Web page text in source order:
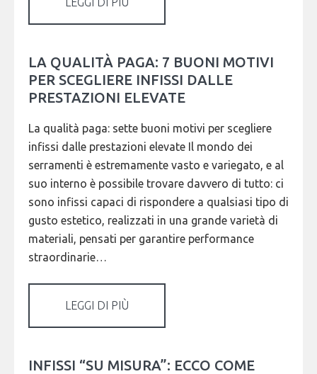
LA QUALITÀ PAGA: 7 BUONI MOTIVI
PER SCEGLIERE INFISSI DALLE
PRESTAZIONI ELEVATE
La qualità paga: sette buoni motivi per scegliere
infissi dalle prestazioni elevate Il mondo dei
serramenti è estremamente vasto e variegato, e al
suo interno è possibile trovare davvero di tutto: ci
sono infissi capaci di rispondere a qualsiasi tipo di
gusto estetico, realizzati in una grande varietà di
materiali, pensati per garantire performance
straordinarie…
LEGGI DI PIÙ
INFISSI “SU MISURA”: ECCO COME